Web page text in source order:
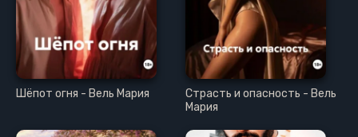
Шёпот огня - Вель Мария
Страсть и опасность - Вель
Мария